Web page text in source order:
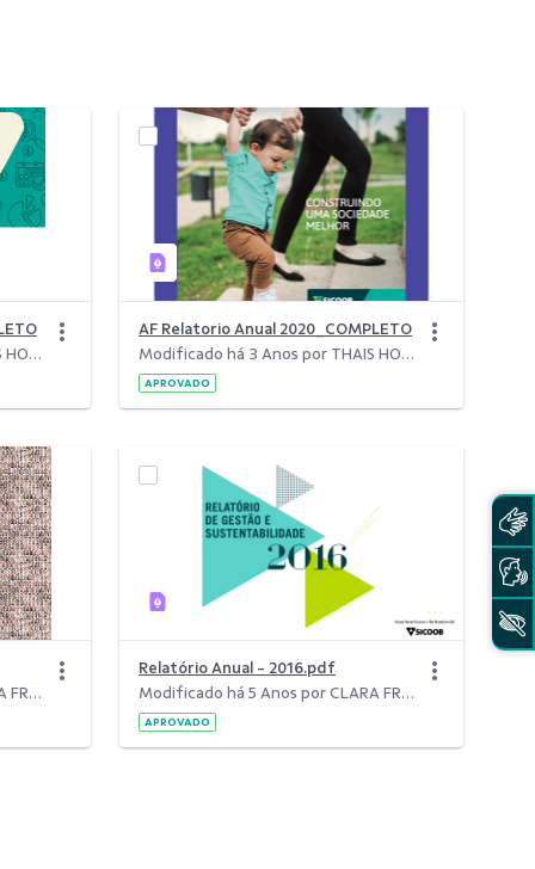
Modificado há 3 Anos por THAIS HORN.
AF Relatorio Anual 2020_COMPLETO
Modificado há 3 Anos por THAIS HORN.
APROVADO
Modificado há 5 Anos por CLARA FREITAS DA SILVA.
Relatório Anual - 2016.pdf
Modificado há 5 Anos por CLARA FREITAS DA SILVA.
APROVADO